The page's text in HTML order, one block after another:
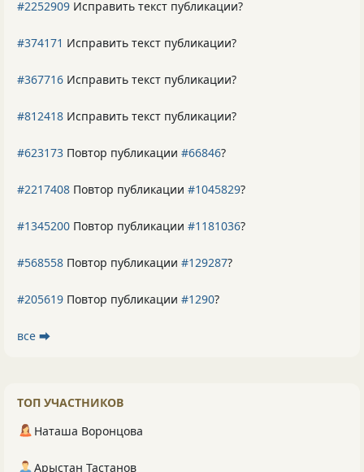
#2252909 Исправить текст публикации?
#374171 Исправить текст публикации?
#367716 Исправить текст публикации?
#812418 Исправить текст публикации?
#623173 Повтор публикации #66846?
#2217408 Повтор публикации #1045829?
#1345200 Повтор публикации #1181036?
#568558 Повтор публикации #129287?
#205619 Повтор публикации #1290?
все ⮕
ТОП УЧАСТНИКОВ
Наташа Воронцова
Арыстан Тастанов